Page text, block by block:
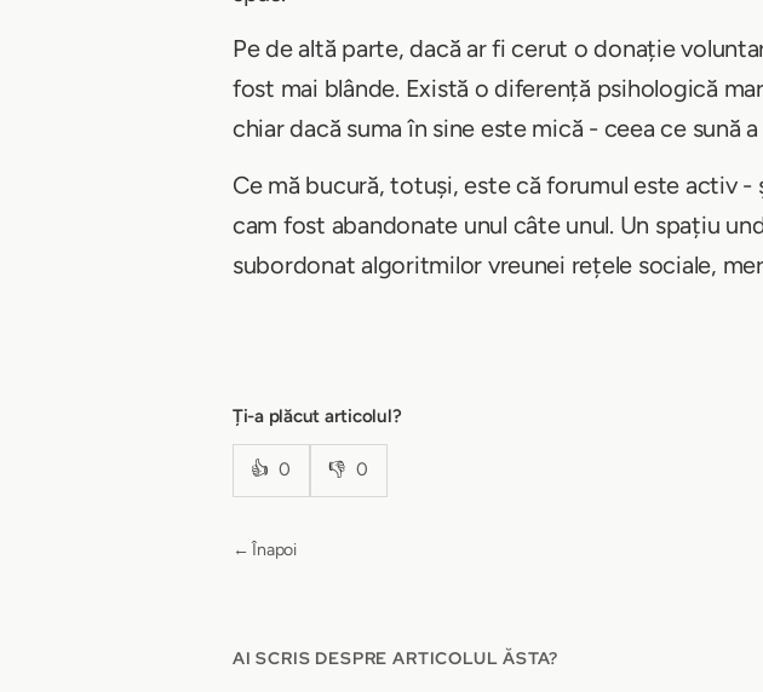
Pe de altă parte, dacă ar fi cerut o donație
fost mai blânde. Există o diferență psihologică
chiar dacă suma în sine este mică - ceea ce sună
Ce mă bucură, totuși, este că forumul este activ
cam fost abandonate unul câte unul. Un spațiu
subordonat algoritmilor vreunei rețele sociale,
Ți-a plăcut articolul?
👍 0 👎 0
← Înapoi
AI SCRIS DESPRE ARTICOLUL ĂSTA?